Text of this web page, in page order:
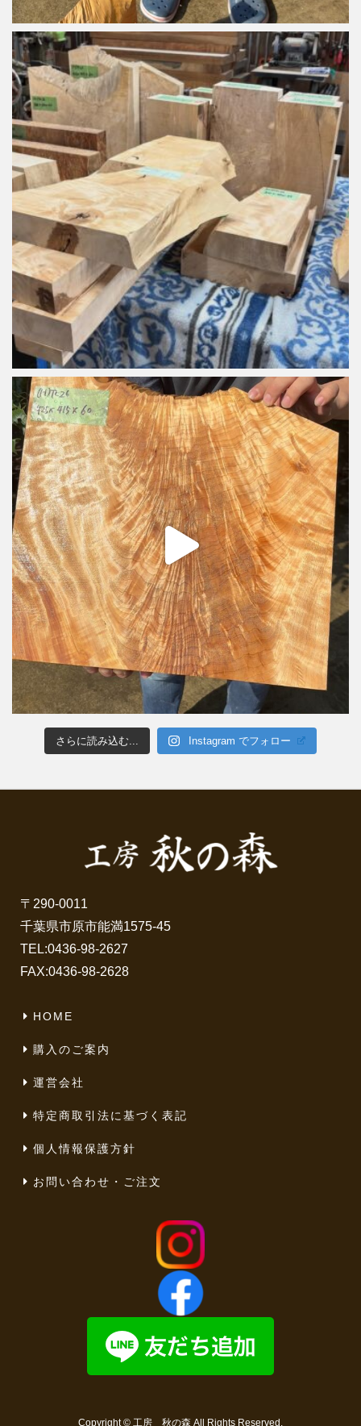
さらに読み込む... Instagram でフォロー
〒290-0011
千葉県市原市能満1575-45
TEL:0436-98-2627
FAX:0436-98-2628
HOME
購入のご案内
運営会社
特定商取引法に基づく表記
個人情報保護方針
お問い合わせ・ご注文
Copyright © 工房 秋の森 All Rights Reserved.